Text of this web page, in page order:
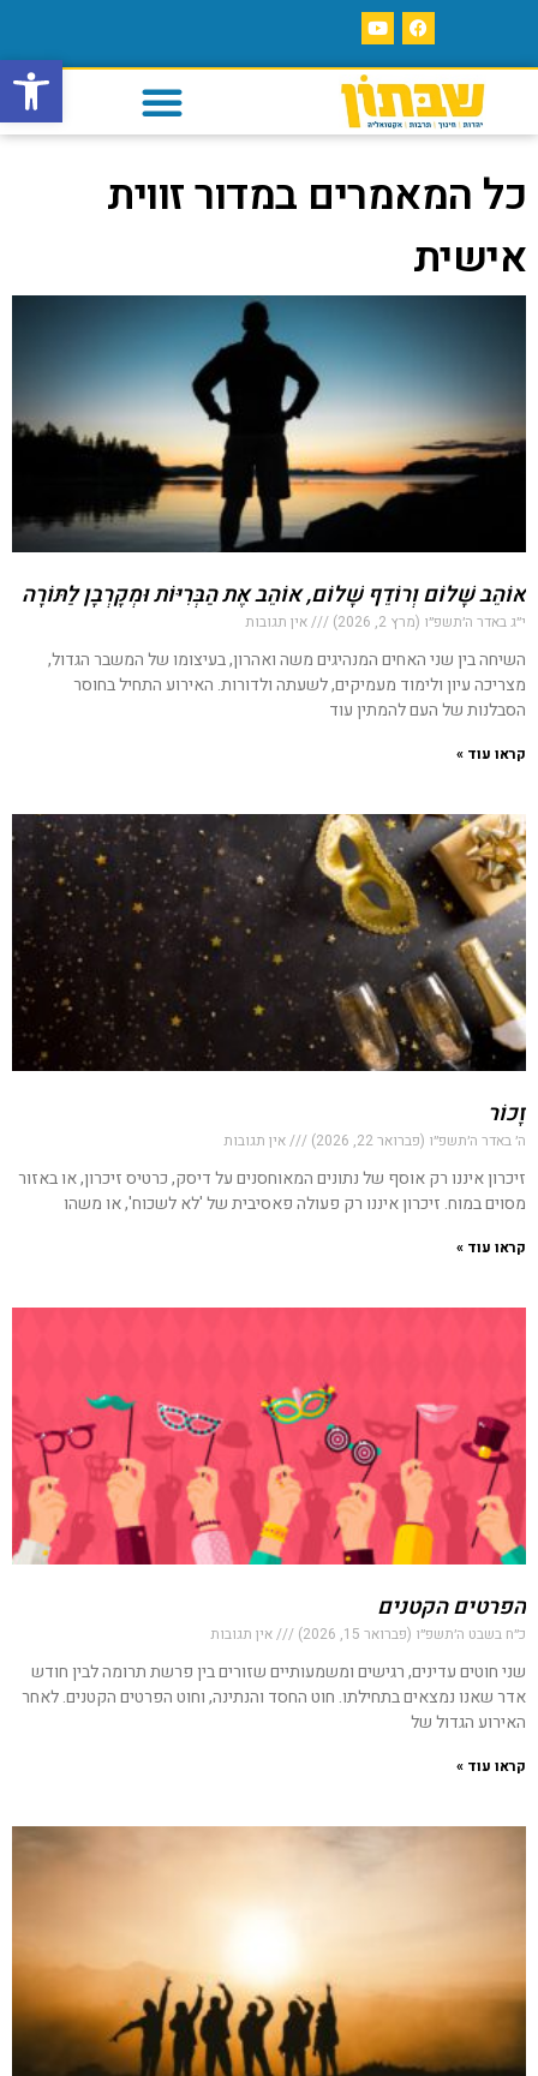
פתח
כל המאמרים במדור זווית
אישית
אוֹהֵב שָׁלוֹם וְרוֹדֵף שָׁלוֹם, אוֹהֵב אֶת הַבְּרִיּוֹת וּמְקָרְבָן לַתּוֹרָה
י״ג באדר ה׳תשפ״ו (מרץ 2, 2026) אין תגובות
השיחה בין שני האחים המנהיגים משה ואהרון, בעיצומו של המשבר הגדול,
מצריכה עיון ולימוד מעמיקים, לשעתה ולדורות. האירוע התחיל בחוסר
הסבלנות של העם להמתין עוד
קראו עוד »
זָכוֹר
ה׳ באדר ה׳תשפ״ו (פברואר 22, 2026) אין תגובות
זיכרון איננו רק אוסף של נתונים המאוחסנים על דיסק, כרטיס זיכרון, או באזור
מסוים במוח. זיכרון איננו רק פעולה פאסיבית של 'לא לשכוח', או משהו
קראו עוד »
הפרטים הקטנים
כ״ח בשבט ה׳תשפ״ו (פברואר 15, 2026) אין תגובות
שני חוטים עדינים, רגישים ומשמעותיים שזורים בין פרשת תרומה לבין חודש
אדר שאנו נמצאים בתחילתו. חוט החסד והנתינה, וחוט הפרטים הקטנים. לאחר
האירוע הגדול של
קראו עוד »